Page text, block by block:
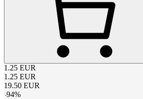
1.25 EUR
1.25 EUR
19.50 EUR
-94%